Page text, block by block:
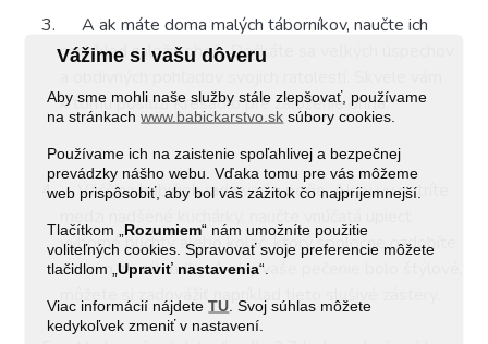
Vážime si vašu dôveru
Aby sme mohli naše služby stále zlepšovať, používame
na stránkachwww.babickarstvo.sk súbory cookies.
Používame ich na zaistenie spoľahlivej a bezpečnej
prevádzky nášho webu. Vďaka tomu pre vás môžeme
web prispôsobiť, aby bol váš zážitok čo najpríjemnejší.
Tlačítkom „ Rozumiem“ nám umožníte použitie
voliteľných cookies. Spravovať svoje preferencie môžete
tlačidlom „Upraviť nastavenia“.
Viac informácií nájdete TU . Svoj súhlas môžete
kedykoľvek zmeniť v nastavení.
A ak máte doma malých táborníkov, naučte ich
napríklad založiť oheň. Dočkáte sa veľkých úspechov
k tomu poslúžiKresadlo pre založenie ohňa.
Väčšina babičiek rada varí a pečie. Ak aj vy patríte
výborné buchty alebo koláč, ktorý spoločne ozdobíte
ovocím zo záhradky. A aby vaše pečenie bolo štýlové,
môžete si zadovážiť napríklad tieto slušivé